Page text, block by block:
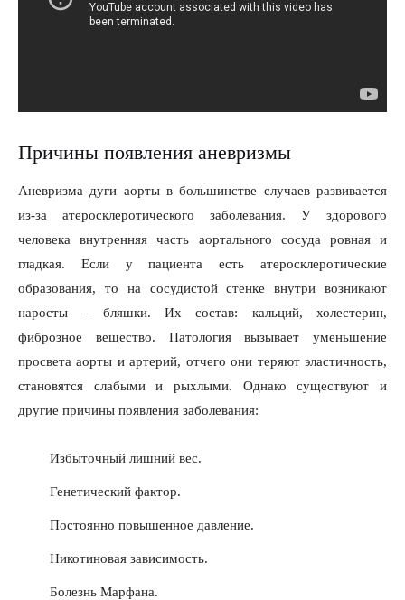
Причины появления аневризмы
Аневризма дуги аорты в большинстве случаев развивается
из-за атеросклеротического заболевания. У здорового
человека внутренняя часть аортального сосуда ровная и
гладкая. Если у пациента есть атеросклеротические
образования, то на сосудистой стенке внутри возникают
наросты – бляшки. Их состав: кальций, холестерин,
фиброзное вещество. Патология вызывает уменьшение
просвета аорты и артерий, отчего они теряют эластичность,
становятся слабыми и рыхлыми. Однако существуют и
другие причины появления заболевания:
Избыточный лишний вес.
Генетический фактор.
Постоянно повышенное давление.
Никотиновая зависимость.
Болезнь Марфана.